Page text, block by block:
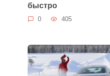
быстро
0 405